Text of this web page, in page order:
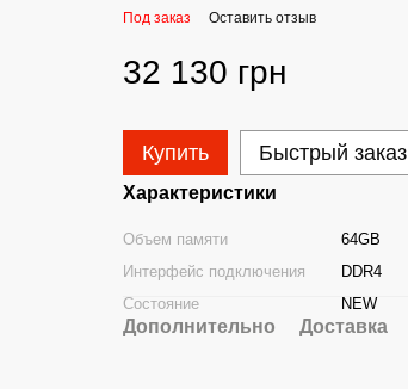
Под заказ Оставить отзыв
32 130 грн
Купить Быстрый заказ
Характеристики
Объем памяти
64GB
Интерфейс подключения
DDR4
Состояние
NEW
Дополнительно Доставка